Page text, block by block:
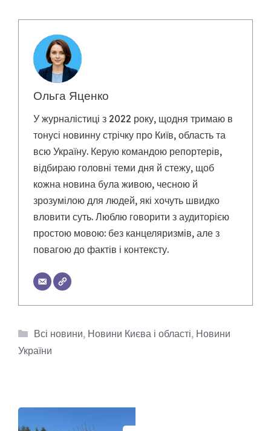
Ольга Яценко
У журналістиці з 2022 року, щодня тримаю в
тонусі новинну стрічку про Київ, область та
всю Україну. Керую командою репортерів,
відбираю головні теми дня й стежу, щоб
кожна новина була живою, чесною й
зрозумілою для людей, які хочуть швидко
вловити суть. Люблю говорити з аудиторією
простою мовою: без канцеляризмів, але з
повагою до фактів і контексту.
Категорії
Всі новини, Новини Києва і області, Новини
України